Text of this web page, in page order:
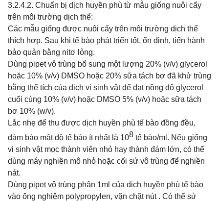
3.2.4.2. Chuẩn bị dịch huyền phù từ mẫu giống nuôi cấy
trên môi trường dịch thể:
Các mẫu giống được nuôi cấy trên môi trường dịch thể
thích hợp. Sau khi tế bào phát triển tốt, ổn định, tiến hành
bảo quản bằng nitơ lỏng.
Dùng pipet vô trùng bổ sung một lượng 20% (v/v) glycerol
hoặc 10% (v/v) DMSO hoặc 20% sữa tách bơ đã khử trùng
bằng thể tích của dịch vi sinh vật để đạt nồng độ glycerol
cuối cùng 10% (v/v) hoặc DMSO 5% (v/v) hoặc sữa tách
bơ 10% (w/v).
Lắc nhẹ để thu được dịch huyền phù tế bào đồng đều,
đảm bảo mật độ tế bào ít nhất là 108 tế bào/ml. Nếu giống
vi sinh vật mọc thành viên nhỏ hay thành đám lớn, có thể
dùng máy nghiền mô nhỏ hoặc cối sứ vô trùng để nghiền
nát.
Dùng pipet vô trùng phân 1ml của dịch huyền phù tế bào
vào ống nghiệm polypropylen, vặn chặt nút . Có thể sử